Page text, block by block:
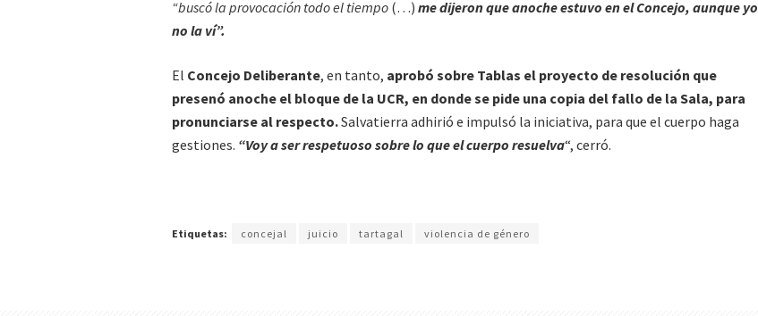
“buscó la provocación todo el tiempo (…) me dijeron que anoche estuvo en el Concejo, aunque yo
no la ví”.
El Concejo Deliberante, en tanto, aprobó sobre Tablas el proyecto de resolución que
presenó anoche el bloque de la UCR, en donde se pide una copia del fallo de la Sala, para
pronunciarse al respecto.Salvatierra adhirió e impulsó la iniciativa, para que el cuerpo haga
gestiones. “Voy a ser respetuoso sobre lo que el cuerpo resuelva“, cerró.
Etiquetas: concejal juicio tartagal violencia de género